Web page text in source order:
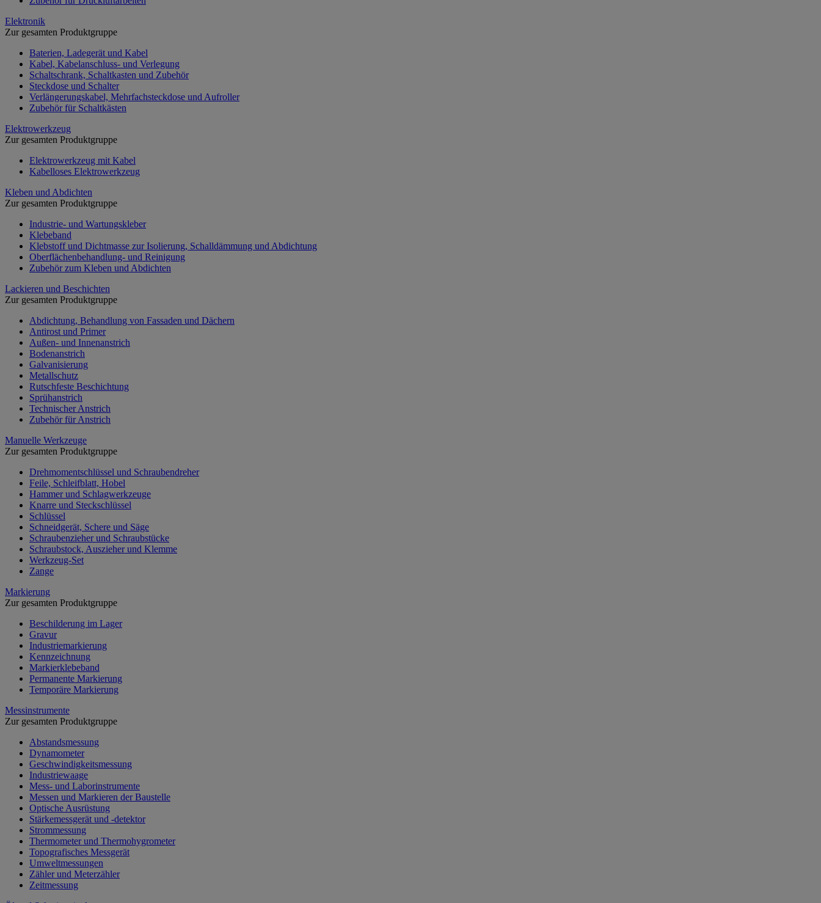
Elektronik
Zur gesamten Produktgruppe
Baterien, Ladegerät und Kabel
Kabel, Kabelanschluss- und Verlegung
Schaltschrank, Schaltkasten und Zubehör
Steckdose und Schalter
Verlängerungskabel, Mehrfachsteckdose und Aufroller
Zubehör für Schaltkästen
Elektrowerkzeug
Zur gesamten Produktgruppe
Elektrowerkzeug mit Kabel
Kabelloses Elektrowerkzeug
Kleben und Abdichten
Zur gesamten Produktgruppe
Industrie- und Wartungskleber
Klebeband
Klebstoff und Dichtmasse zur Isolierung, Schalldämmung und Abdichtung
Oberflächenbehandlung- und Reinigung
Zubehör zum Kleben und Abdichten
Lackieren und Beschichten
Zur gesamten Produktgruppe
Abdichtung, Behandlung von Fassaden und Dächern
Antirost und Primer
Außen- und Innenanstrich
Bodenanstrich
Galvanisierung
Metallschutz
Rutschfeste Beschichtung
Sprühanstrich
Technischer Anstrich
Zubehör für Anstrich
Manuelle Werkzeuge
Zur gesamten Produktgruppe
Drehmomentschlüssel und Schraubendreher
Feile, Schleifblatt, Hobel
Hammer und Schlagwerkzeuge
Knarre und Steckschlüssel
Schlüssel
Schneidgerät, Schere und Säge
Schraubenzieher und Schraubstücke
Schraubstock, Auszieher und Klemme
Werkzeug-Set
Zange
Markierung
Zur gesamten Produktgruppe
Beschilderung im Lager
Gravur
Industriemarkierung
Kennzeichnung
Markierklebeband
Permanente Markierung
Temporäre Markierung
Messinstrumente
Zur gesamten Produktgruppe
Abstandsmessung
Dynamometer
Geschwindigkeitsmessung
Industriewaage
Mess- und Laborinstrumente
Messen und Markieren der Baustelle
Optische Ausrüstung
Stärkemessgerät und -detektor
Strommessung
Thermometer und Thermohygrometer
Topografisches Messgerät
Umweltmessungen
Zähler und Meterzähler
Zeitmessung